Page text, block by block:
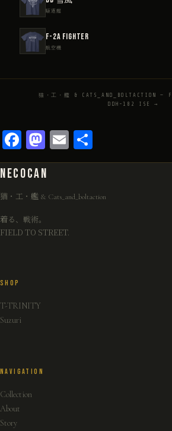
駆逐艦
F-2A FIGHTER
航空機
猫・工・艦 & CATS_AND_BOLTACTION —
DDH-182 ISE →
Facebook
Mastodon
Email
有
NECOCAN
猫・工・艦 & Cats_and_boltaction
着る、戦術。
FIELD TO STREET.
SHOP
T-TRINITY
Suzuri
NAVIGATION
Collection
About
Story